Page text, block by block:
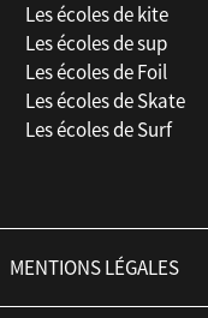
Les écoles de kite
Les écoles de sup
Les écoles de Foil
Les écoles de Skate
Les écoles de Surf
MENTIONS LÉGALES